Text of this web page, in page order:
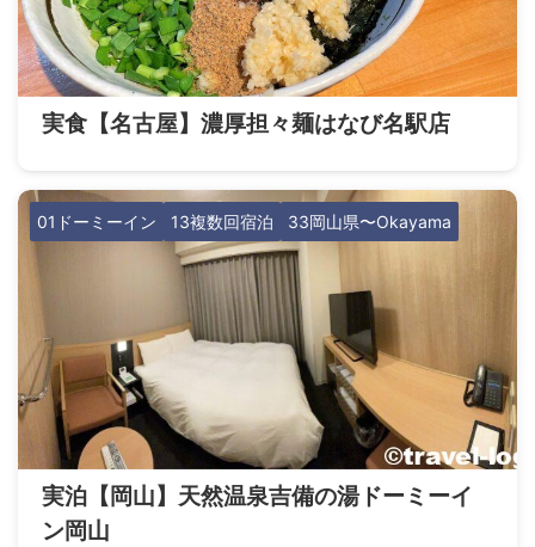
実食【名古屋】濃厚担々麺はなび名駅店
01ドーミーイン 13複数回宿泊 33岡山県〜Okayama
実泊【岡山】天然温泉吉備の湯ドーミーイ
ン岡山